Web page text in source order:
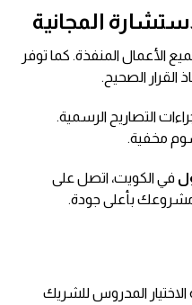
المجانية
الأعمال المنفذة. كما توفر
الصحيح.
التصاريح الرسمية.
مخفية.
في الكويت، اتصل على
بأعلى جودة.
الاختيار المدروس للشريك